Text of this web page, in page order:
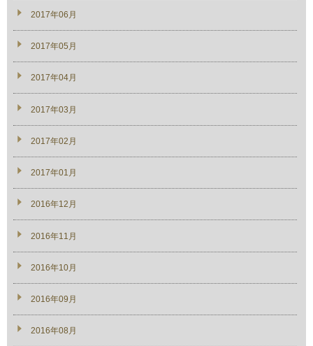
2017年06月
2017年05月
2017年04月
2017年03月
2017年02月
2017年01月
2016年12月
2016年11月
2016年10月
2016年09月
2016年08月